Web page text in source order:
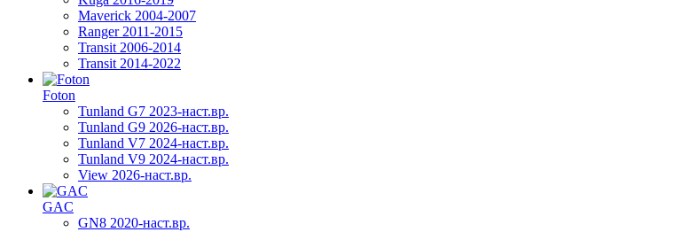
Maverick 2004-2007
Ranger 2011-2015
Transit 2006-2014
Transit 2014-2022
Foton
Tunland G7 2023-наст.вр.
Tunland G9 2026-наст.вр.
Tunland V7 2024-наст.вр.
Tunland V9 2024-наст.вр.
View 2026-наст.вр.
GAC
GN8 2020-наст.вр.